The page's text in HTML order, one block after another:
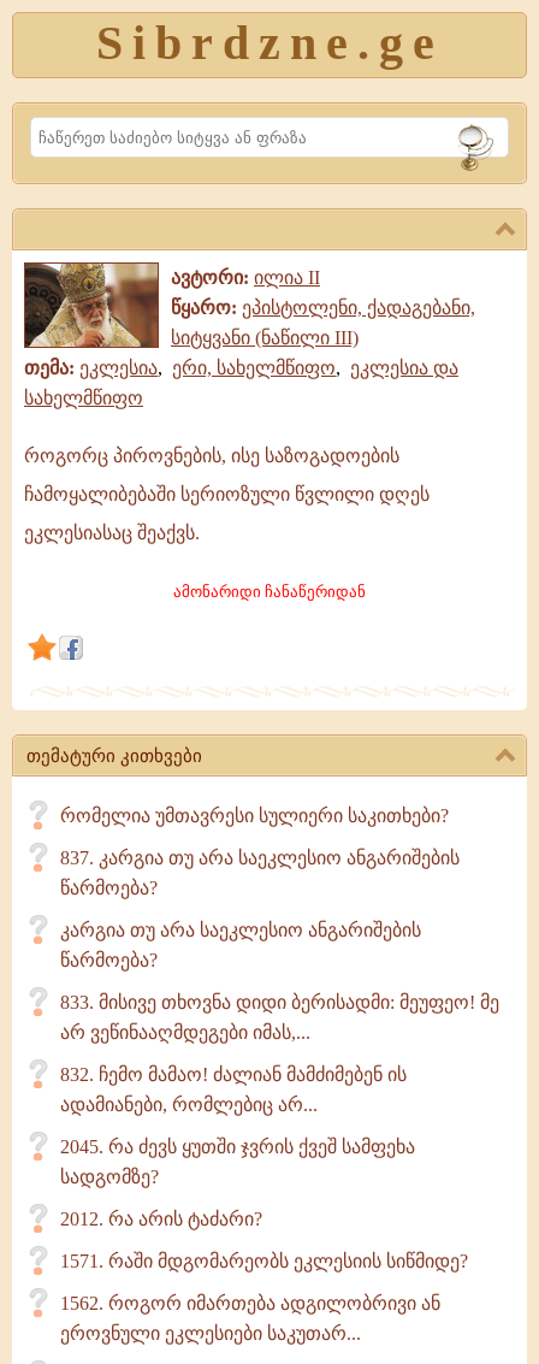
Sibrdzne.ge
Search
ავტორი: ილია II
წყარო: ეპისტოლენი, ქადაგებანი,
სიტყვანი (ნაწილი III)
თემა: ეკლესია, ერი, სახელმწიფო, ეკლესია და
სახელმწიფო
როგორც
პიროვნების,
ისე
ჩამოყალიბებაში
სერიოზული
წვლილი
დღეს
ეკლესიასაც
შეაქვს.
როგორც პიროვნების, ისე საზოგადოების
ჩამოყალიბებაში სერიოზული წვლილი დღეს
ეკლესიასაც შეაქვს.
ამონარიდი ჩანაწერიდან
თემატური კითხვები
რომელია უმთავრესი სულიერი საკითხები?
837. კარგია თუ არა საეკლესიო ანგარიშების
წარმოება?
კარგია თუ არა საეკლესიო ანგარიშების
წარმოება?
833. მისივე თხოვნა დიდი ბერისადმი: მეუფეო! მე
არ ვეწინააღმდეგები იმას,...
832. ჩემო მამაო! ძალიან მამძიმებენ ის
ადამიანები, რომლებიც არ...
2045. რა ძევს ყუთში ჯვრის ქვეშ სამფეხა
სადგომზე?
2012. რა არის ტაძარი?
1571. რაში მდგომარეობს ეკლესიის სიწმიდე?
1562. როგორ იმართება ადგილობრივი ან
ეროვნული ეკლესიები საკუთარ...